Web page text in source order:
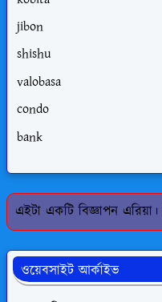
jibon
shishu
valobasa
condo
bank
এইটা একটি বিজ্ঞাপন
ওয়েবসাইট আর্কাইভ